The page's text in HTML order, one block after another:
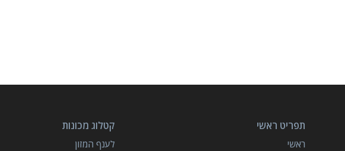
תפריט ראשי
ראשי
קטלוג מכונות
לענף המזון